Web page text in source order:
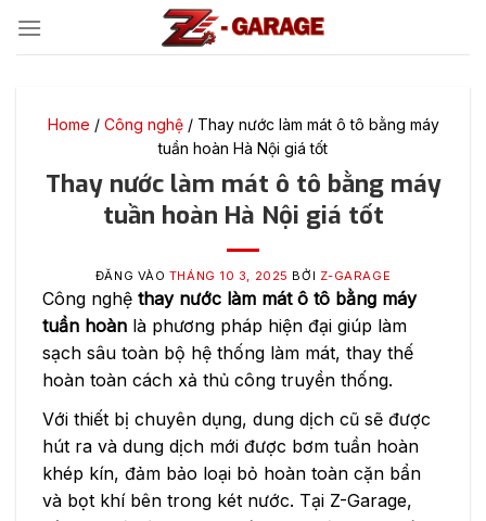
qua
Home / Công nghệ/ Thay nước làm mát ô tô bằng máy
tuần hoàn Hà Nội giá tốt
Thay nước làm mát ô tô bằng máy
tuần hoàn Hà Nội giá tốt
ĐĂNG VÀO THÁNG 10 3, 2025 BỞI Z-GARAGE
Công nghệ thay nước làm mát ô tô bằng máy
tuần hoàn là phương pháp hiện đại giúp làm
sạch sâu toàn bộ hệ thống làm mát, thay thế
hoàn toàn cách xả thủ công truyền thống.
Với thiết bị chuyên dụng, dung dịch cũ sẽ được
hút ra và dung dịch mới được bơm tuần hoàn
khép kín, đảm bảo loại bỏ hoàn toàn cặn bẩn
và bọt khí bên trong két nước. Tại Z-Garage,